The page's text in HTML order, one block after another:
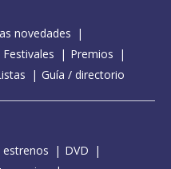
novedades
Festivales
Premios
Guía / directorio
DVD